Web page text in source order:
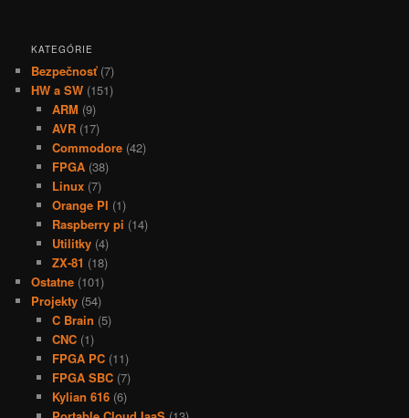
KATEGÓRIE
Bezpečnosť(7)
HW a SW (151)
ARM (9)
AVR(17)
Commodore(42)
FPGA(38)
Linux(7)
Orange PI (1)
Raspberry pi (14)
Utilitky(4)
ZX-81 (18)
Ostatne (101)
Projekty (54)
C Brain (5)
CNC(1)
FPGA PC(11)
FPGA SBC(7)
Kylian 616(6)